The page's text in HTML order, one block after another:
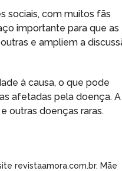
sociais, com muitos fãs
importante para que as
e ampliem a
à causa, o que pode
afetadas pela doença. A
outras doenças raras.
revistaamora.com.br. Mãe